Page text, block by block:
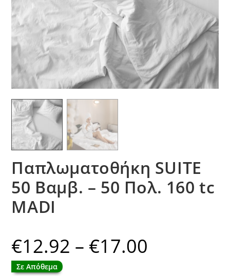
Παπλωματοθήκη SUITE
50 Βαμβ. – 50 Πολ. 160 tc
MADI
€12.92 – €17.00
Σε Απόθεμα